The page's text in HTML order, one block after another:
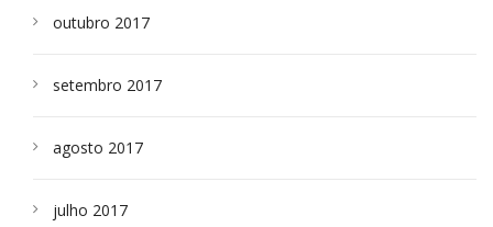
outubro 2017
setembro 2017
agosto 2017
julho 2017